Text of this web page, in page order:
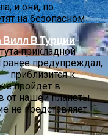
В Турции
и они, по
на безопасном
прикладной
предупреждал,
приблизится к
пройдет в
от нашей планеты.
не представляет